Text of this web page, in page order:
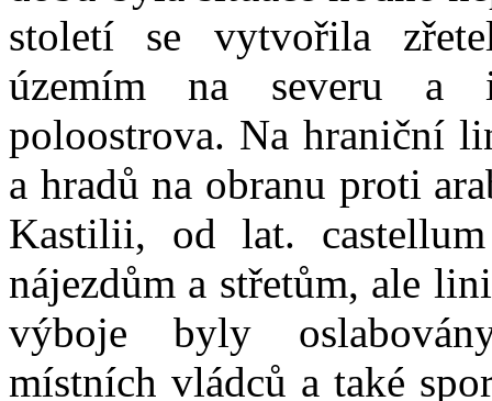
století se vytvořila
územím na severu a
poloostrova. Na hraniční
a hradů na obranu proti
Kastilii, od lat.
nájezdům a střetům, ale
výboje byly
místních vládců a také